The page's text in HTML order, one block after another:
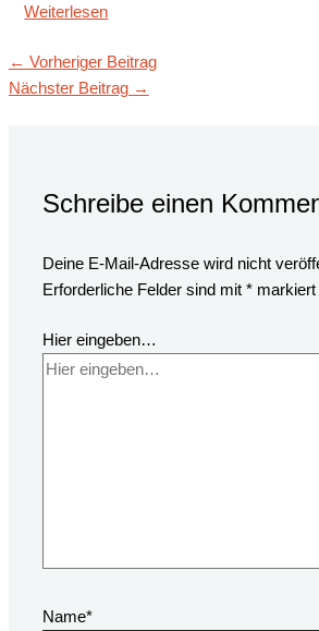
Weiterlesen
← Vorheriger Beitrag
Nächster Beitrag →
Schreibe einen
Deine E-Mail-Adresse wird nicht
Erforderliche Felder sind mit* markiert
Hier eingeben…
Name*